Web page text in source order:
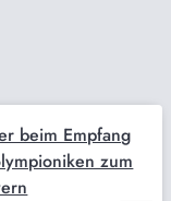
beim Empfang
zum